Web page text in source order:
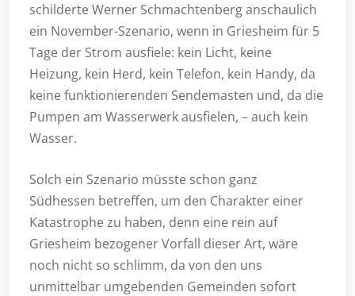
schilderte Werner Schmachtenberg anschaulich
ein November-Szenario, wenn in Griesheim für 5
Tage der Strom ausfiele: kein Licht, keine
Heizung, kein Herd, kein Telefon, kein Handy, da
keine funktionierenden Sendemasten und, da die
Pumpen am Wasserwerk ausfielen, – auch kein
Wasser.
Solch ein Szenario müsste schon ganz
Südhessen betreffen, um den Charakter einer
Katastrophe zu haben, denn eine rein auf
Griesheim bezogener Vorfall dieser Art, wäre
noch nicht so schlimm, da von den uns
unmittelbar umgebenden Gemeinden sofort